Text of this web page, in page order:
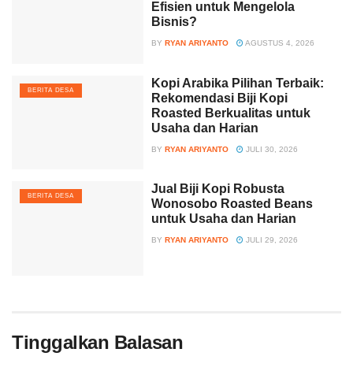
Efisien untuk Mengelola
Bisnis?
BY RYAN ARIYANTO AGUSTUS 4, 2026
BERITA DESA
Kopi Arabika Pilihan Terbaik:
Rekomendasi Biji Kopi
Roasted Berkualitas untuk
Usaha dan Harian
BY RYAN ARIYANTO JULI 30, 2026
BERITA DESA
Jual Biji Kopi Robusta
Wonosobo Roasted Beans
untuk Usaha dan Harian
BY RYAN ARIYANTO JULI 29, 2026
Tinggalkan Balasan